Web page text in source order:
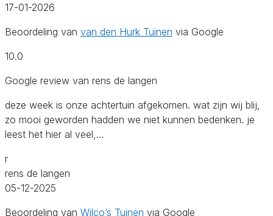
17-01-2026
Beoordeling van van den Hurk Tuinen via Google
10.0
Google review van rens de langen
deze week is onze achtertuin afgekomen. wat zijn wij blij,
zo mooi geworden hadden we niet kunnen bedenken. je
leest het hier al veel,…
r
rens de langen
05-12-2025
Beoordeling van Wilco’s Tuinen via Google